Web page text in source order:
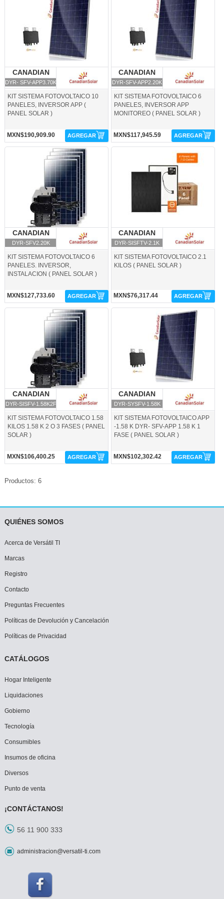
CANADIAN
SOLAR
DYR- SFV-APP3.70K
CANADIAN SOLAR
KIT SISTEMA FOTOVOLTAICO 10
PANELES, INVERSOR APP (
PANEL SOLAR )
MXN$190,909.90 AGREGAR
CANADIAN
SOLAR
DYR-SFV-APP2.20K
CANADIAN SOLAR
KIT SISTEMA FOTOVOLTAICO 6
PANELES, INVERSOR APP
MONITOREO ( PANEL SOLAR )
MXN$117,945.59 AGREGAR
DYR-SFV2.20K-CANADIAN SOLAR
CANADIAN
SOLAR
DYR-SFV2.20K
CANADIAN SOLAR
KIT SISTEMA FOTOVOLTAICO 6
PANELES. INVERSOR,
INSTALACION ( PANEL SOLAR )
MXN$127,733.60 AGREGAR
CANADIAN
SOLAR
DYR-SISFTV-2.1K
CANADIAN SOLAR
KIT SISTEMA FOTOVOLTAICO 2.1
KILOS ( PANEL SOLAR )
MXN$76,317.44 AGREGAR
DYR-SISFV-1.58K2F-CANADIAN
SOLAR
CANADIAN
SOLAR
DYR-SISFV-1.58K2F
CANADIAN SOLAR
KIT SISTEMA FOTOVOLTAICO 1.58
KILOS 1.58 K 2 O 3 FASES ( PANEL
SOLAR )
MXN$106,400.25 AGREGAR
DYR-SYSFV-1.58K-CANADIAN SOLAR
CANADIAN
SOLAR
DYR-SYSFV-1.58K
CANADIAN SOLAR
KIT SISTEMA FOTOVOLTAICO APP
-1.58 K DYR- SFV-APP 1.58 K 1
FASE ( PANEL SOLAR )
MXN$102,302.42 AGREGAR
Productos: 6
QUIÉNES SOMOS
Acerca de Versátil TI
Marcas
Registro
Contacto
Preguntas Frecuentes
Políticas de Devolución y Cancelación
Políticas de Privacidad
CATÁLOGOS
Hogar Inteligente
Liquidaciones
Gobierno
Tecnología
Consumibles
Insumos de oficina
Diversos
Punto de venta
¡CONTÁCTANOS!
56 11 900 333
administracion@versatil-ti.com